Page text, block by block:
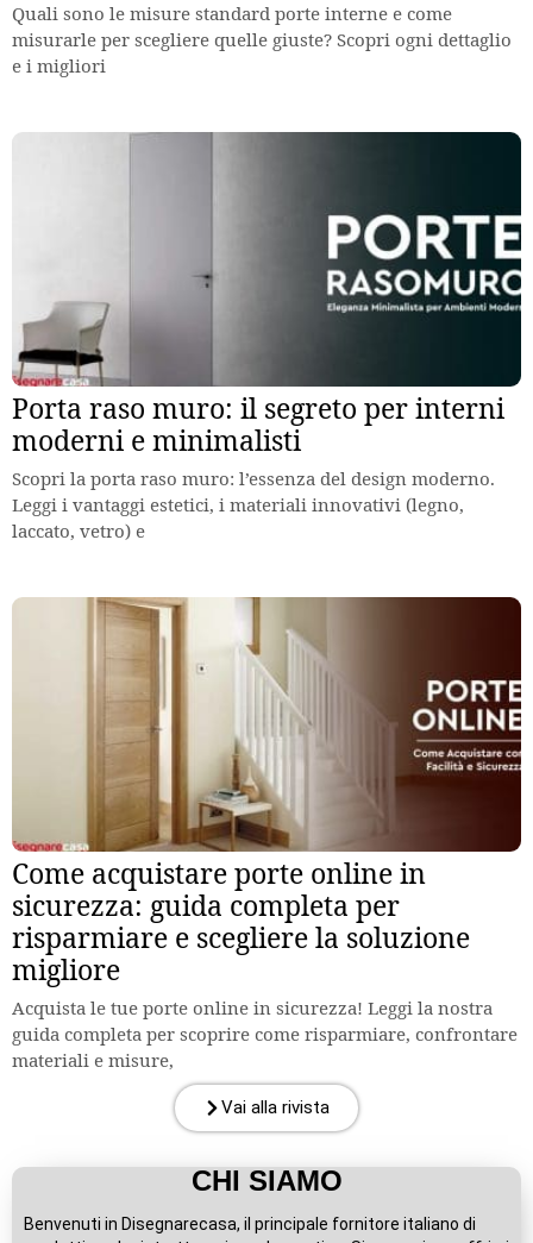
Quali sono le misure standard porte interne e come
misurarle per scegliere quelle giuste? Scopri ogni dettaglio
e i migliori
Porta raso muro: il segreto per interni
moderni e minimalisti
Scopri la porta raso muro: l’essenza del design moderno.
Leggi i vantaggi estetici, i materiali innovativi (legno,
laccato, vetro) e
Come acquistare porte online in
sicurezza: guida completa per
risparmiare e scegliere la soluzione
migliore
Acquista le tue porte online in sicurezza! Leggi la nostra
guida completa per scoprire come risparmiare, confrontare
materiali e misure,
Vai alla rivista
CHI SIAMO
Benvenuti in Disegnarecasa, il principale fornitore italiano di